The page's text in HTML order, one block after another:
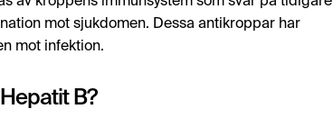
mot sjukdomen. Dessa antikroppar har
mot infektion.
B?